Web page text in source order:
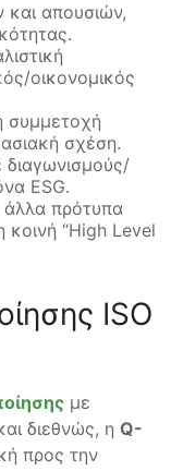
απουσιών,
οικονομικός
συμμετοχή
σχέση.
ESG.
άλλα πρότυπα
κοινή “High Level
ISO
με
διεθνώς, η Q-
προς την